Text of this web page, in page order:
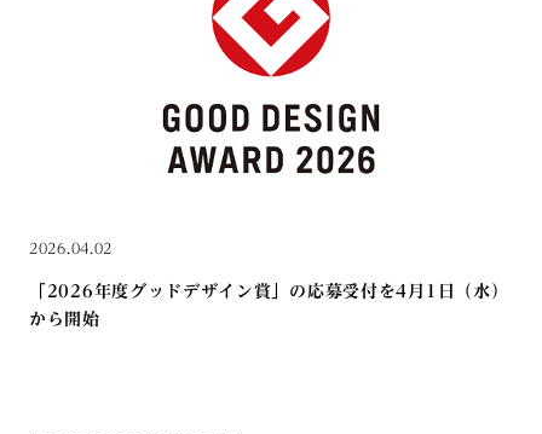
2026.04.02
「2026年度グッドデザイン賞」の応募受付を4月1日（水）
から開始